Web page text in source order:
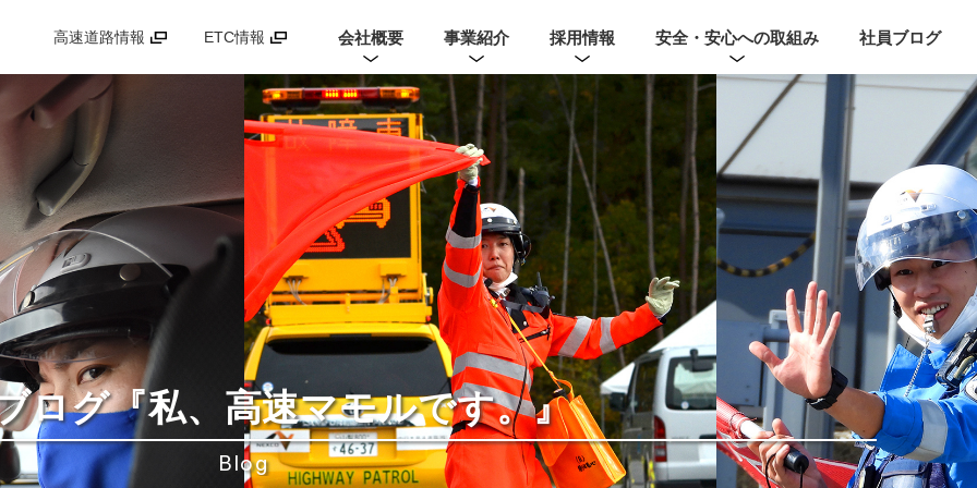
高速道路情報 ETC情報 会社概要 事業紹介 採用情報 安全・安心への取組み 社員ブログ
ログ『私、高速マモルです。』
Blog